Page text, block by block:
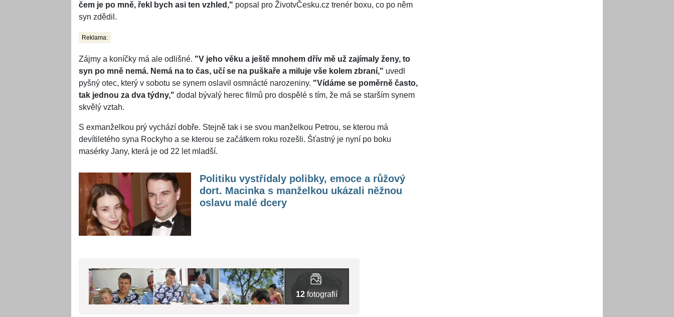
čem je po mně, řekl bych asi ten vzhled," popsal pro ŽivotvČesku.cz trenér boxu, co po něm
syn zdědil.
Reklama:
Zájmy a koníčky má ale odlišné. "V jeho věku a ještě mnohem dřív mě už zajímaly ženy, to
syn po mně nemá. Nemá na to čas, učí se na puškaře a miluje vše kolem zbraní," uvedl
pyšný otec, který v sobotu se synem oslavil osmnácté narozeniny. "Vídáme se poměrně často,
tak jednou za dva týdny," dodal bývalý herec filmů pro dospělé s tím, že má se starším synem
skvělý vztah.
S exmanželkou prý vychází dobře. Stejně tak i se svou manželkou Petrou, se kterou má
devítiletého syna Rockyho a se kterou se začátkem roku rozešli. Šťastný je nyní po boku
masérky Jany, která je od 22 let mladší.
Politiku vystřídaly polibky, emoce a růžový
dort. Macinka s manželkou ukázali něžnou
oslavu malé dcery
12 fotografií